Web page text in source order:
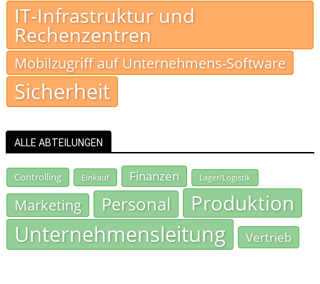
IT-Infrastruktur und
Rechenzentren
Mobilzugriff auf Unternehmens-Software
Sicherheit
ALLE ABTEILUNGEN
Controlling Einkauf Finanzen Lager/Logistik
Marketing Personal Produktion
Unternehmensleitung Vertrieb